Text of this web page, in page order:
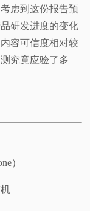
虑到这份报告预
研发进度的变化
容可信度相对较
究竟应验了多
）